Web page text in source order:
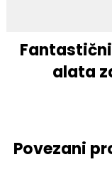
alata
Povezani